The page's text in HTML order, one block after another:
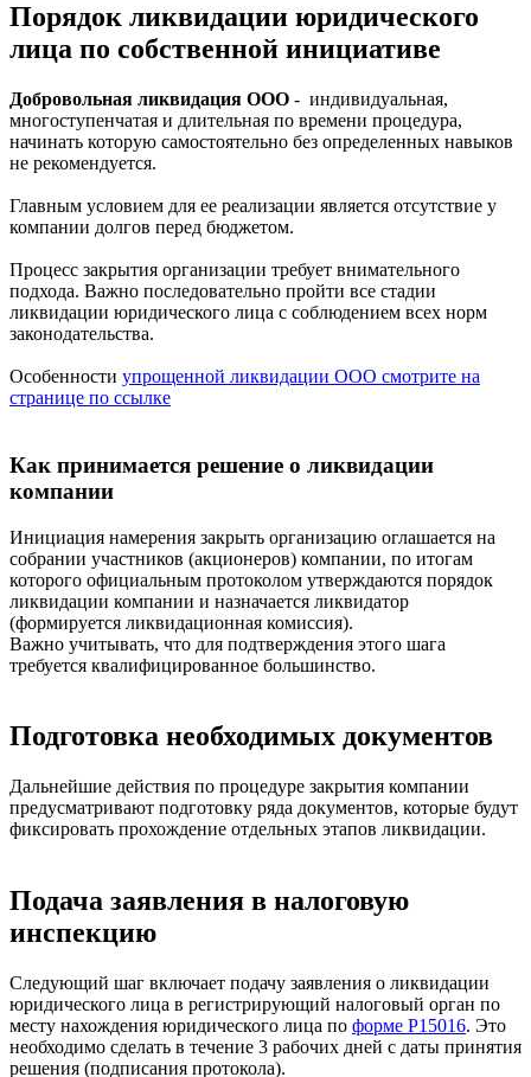
Порядок ликвидации юридического
лица по собственной инициативе
Добровольная ликвидация ООО - индивидуальная,
многоступенчатая и длительная по времени процедура,
начинать которую самостоятельно без определенных навыков
не рекомендуется.
Главным условием для ее реализации является отсутствие у
компании долгов перед бюджетом.
Процесс закрытия организации требует внимательного
подхода. Важно последовательно пройти все стадии
ликвидации юридического лица с соблюдением всех норм
законодательства.
Особенности упрощенной ликвидации ООО смотрите на
странице по ссылке
Как принимается решение о ликвидации
компании
Инициация намерения закрыть организацию оглашается на
собрании участников (акционеров) компании, по итогам
которого официальным протоколом утверждаются порядок
ликвидации компании и назначается ликвидатор
(формируется ликвидационная комиссия).
Важно учитывать, что для подтверждения этого шага
требуется квалифицированное большинство.
Подготовка необходимых документов
Дальнейшие действия по процедуре закрытия компании
предусматривают подготовку ряда документов, которые будут
фиксировать прохождение отдельных этапов ликвидации.
Подача заявления в налоговую
инспекцию
Следующий шаг включает подачу заявления о ликвидации
юридического лица в регистрирующий налоговый орган по
месту нахождения юридического лица по форме Р15016. Это
необходимо сделать в течение 3 рабочих дней с даты принятия
решения (подписания протокола).